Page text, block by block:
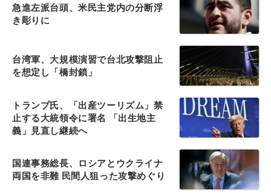
急進左派台頭、米民主党内の分断浮
き彫りに
台湾軍、大規模演習で台北攻撃阻止
を想定し「橋封鎖」
トランプ氏、「出産ツーリズム」禁
止する大統領令に署名 「出生地主
義」見直し継続へ
国連事務総長、ロシアとウクライナ
両国を非難 民間人狙った攻撃めぐり